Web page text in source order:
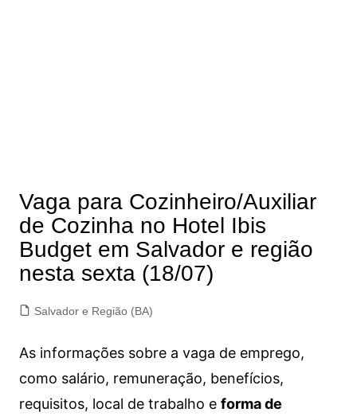
Vaga para Cozinheiro/Auxiliar
de Cozinha no Hotel Ibis
Budget em Salvador e região
nesta sexta (18/07)
Salvador e Região (BA)
As informações sobre a vaga de emprego,
como salário, remuneração, benefícios,
requisitos, local de trabalho e forma de